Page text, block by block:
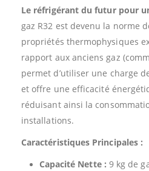
Le réfrigérant du futur pour
gaz R32 est devenu la norme
propriétés thermophysiques
rapport aux anciens gaz
permet d’utiliser une charge
et offre une efficacité
réduisant ainsi la
installations.
Caractéristiques Principales :
Capacité Nette : 9 kg de